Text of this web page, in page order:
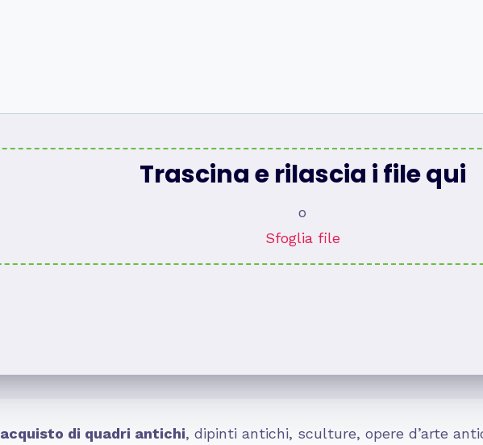
Trascina e rilascia i file qui
o
Sfoglia file
acquisto di quadri antichi, dipinti antichi, sculture, opere d’arte